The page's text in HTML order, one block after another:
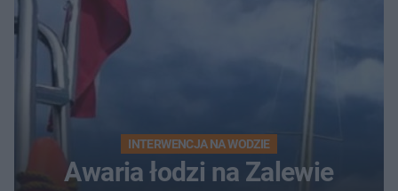
INTERWENCJA NA WODZIE
Awaria łodzi na Zalewie